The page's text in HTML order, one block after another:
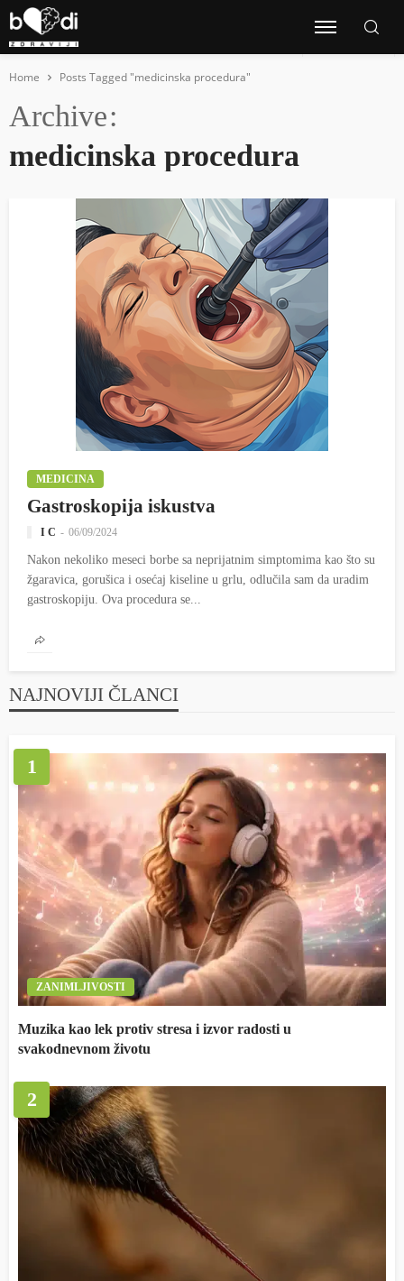
Home Posts Tagged "medicinska procedura"
Archive
medicinska procedura
MEDICINA
Gastroskopija iskustva
I C 06/09/2024
Nakon nekoliko meseci borbe sa neprijatnim simptomima kao što su
žgaravica, gorušica i osećaj kiseline u grlu, odlučila sam da uradim
gastroskopiju. Ova procedura se...
NAJNOVIJI ČLANCI
1
ZANIMLJIVOSTI
Muzika kao lek protiv stresa i izvor radosti u
svakodnevnom životu
2